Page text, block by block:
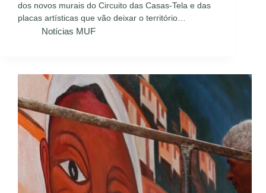
dos novos murais do Circuito das Casas-Tela e das
placas artísticas que vão deixar o território…
Notícias MUF